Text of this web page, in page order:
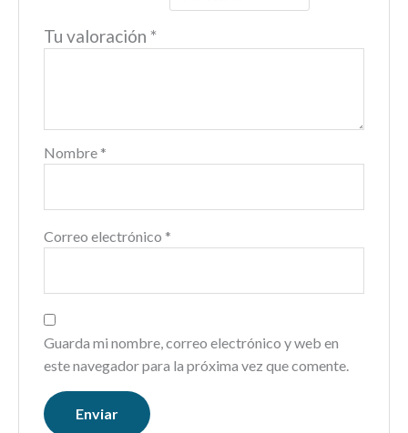
Tu valoración *
Nombre *
Correo electrónico *
Guarda mi nombre, correo electrónico y web en
este navegador para la próxima vez que comente.